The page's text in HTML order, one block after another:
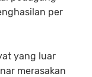
per
yang luar
merasakan